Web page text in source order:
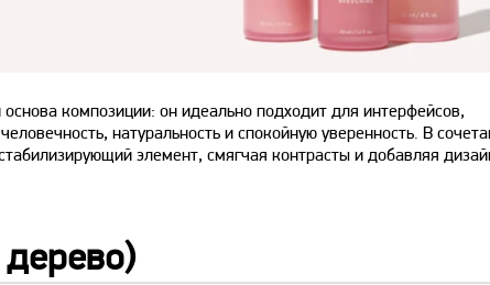
композиции: он идеально подходит для интерфейсов,
натуральность и спокойную уверенность. В
элемент, смягчая контрасты и добавляя